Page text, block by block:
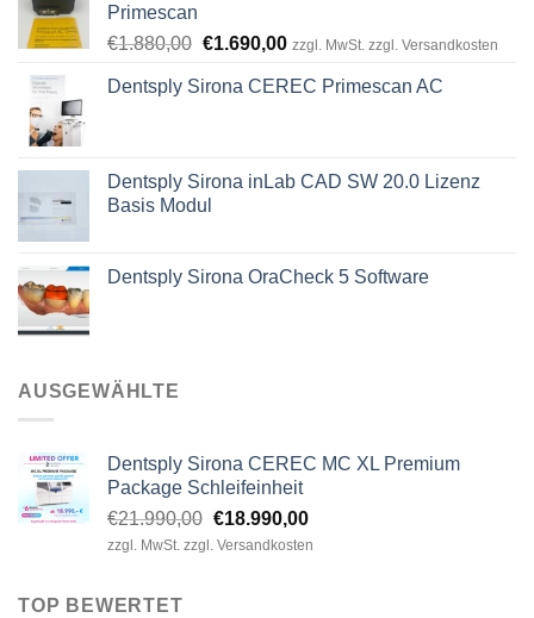
Primescan
€1.880,00 Ursprünglicher
war:
€1.690,00Aktueller
ist:
zzgl. MwSt. zzgl. Versandkosten
Dentsply Sirona CEREC Primescan AC
Dentsply Sirona inLab CAD SW 20.0 Lizenz
Basis Modul
Dentsply Sirona OraCheck 5 Software
AUSGEWÄHLTE
Dentsply Sirona CEREC MC XL Premium
Package Schleifeinheit
€21.990,00 Ursprünglicher
Preis
€18.990,00Aktueller
Preis
zzgl. MwSt. zzgl. Versandkosten
TOP BEWERTET